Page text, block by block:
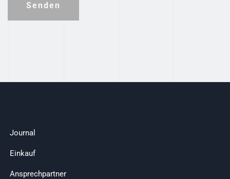
Senden
Journal
Einkauf
Ansprechpartner